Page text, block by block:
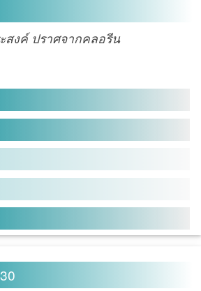
สงค์ ปราศจากคลอรีน